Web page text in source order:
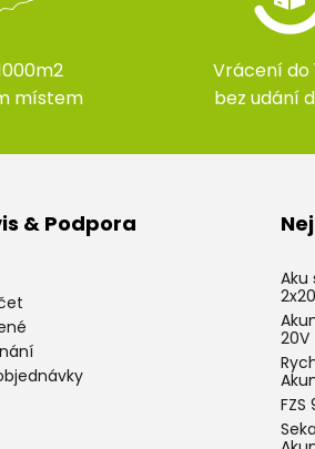
místem
Vrácení do
bez udání
& Podpora
Aku
20V
FZS